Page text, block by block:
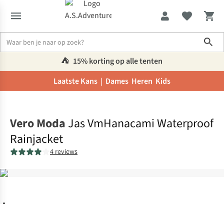
⛺️ 15% korting op alle tenten
Laatste Kans | Dames Heren Kids
Vero Moda Jas VmHanacami Waterproof
Rainjacket
4 reviews